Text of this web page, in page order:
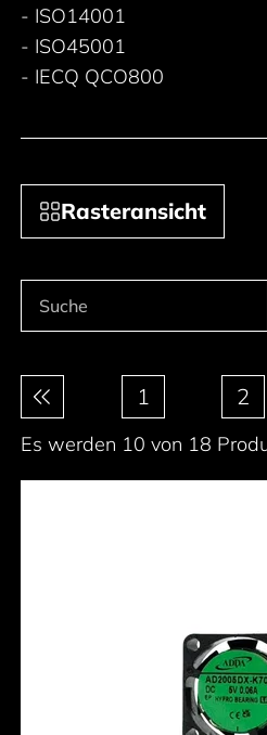
- ISO14001
- ISO45001
- IECQ QCO800
Rasteransicht
Suche
Paginierung 1 2
Es werden 10 von 18